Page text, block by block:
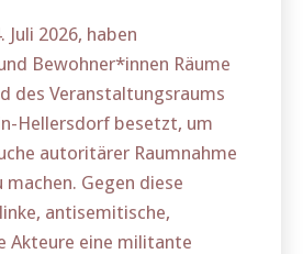
Juli 2026, haben
Bewohner*innen Räume
des Veranstaltungsraums
Hellersdorf besetzt, um
autoritärer Raumnahme
Gegen diese
antisemitische,
Akteure eine militante